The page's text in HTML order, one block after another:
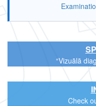
“Vizuālā
Check